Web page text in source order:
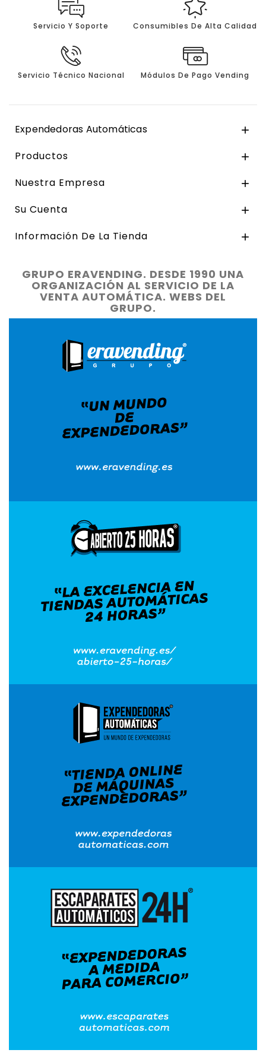
Servicio Y Soporte Consumibles De Alta Calidad
Servicio Técnico Nacional Módulos De Pago Vending
Expendedoras Automáticas 
Productos 
Nuestra Empresa 
Su Cuenta 
Información De La Tienda 
GRUPO ERAVENDING. DESDE 1990 UNA
ORGANIZACIÓN AL SERVICIO DE LA
VENTA AUTOMÁTICA. WEBS DEL
GRUPO.